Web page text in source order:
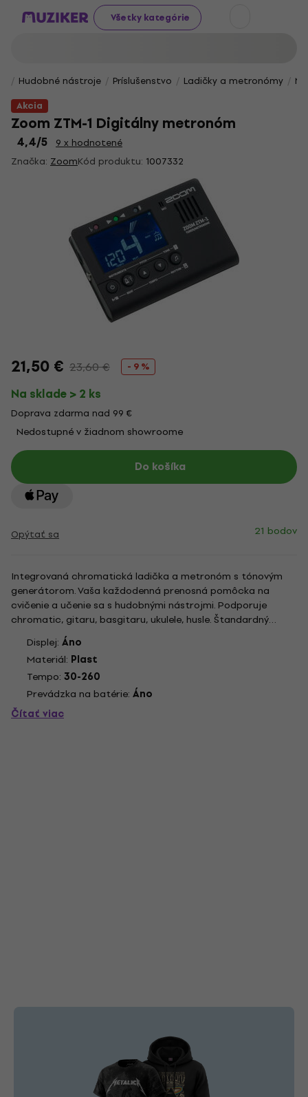
Všetky kategórie
Hudobné nástroje Príslušenstvo Ladičky a metronómy
Akcia
Zoom ZTM-1 Digitálny metronóm
4,4/5
9 x hodnotené
Značka: ZoomKód produktu: 1007332
21,50 € 23,60 € - 9 %
Na sklade > 2 ks
Doprava zdarma nad 99 €
Nedostupné v žiadnom showroome
Do košíka
Opýtať sa 21 bodov
Integrovaná chromatická ladička a metronóm s tónovým
generátorom. Vaša každodenná prenosná pomôcka na
cvičenie a učenie sa s hudobnými nástrojmi. Podporuje
chromatic, gitaru, basgitaru, ukulele, husle. Štandardný
vstupný konektor pre elektrické nástroje. Súčasťou je piezo
snímač na pripojenie akustických nástrojov. Vstavaný
mikrofón a...
Displej: Áno
Materiál: Plast
Tempo: 30-260
Prevádzka na batérie: Áno
Čítať viac